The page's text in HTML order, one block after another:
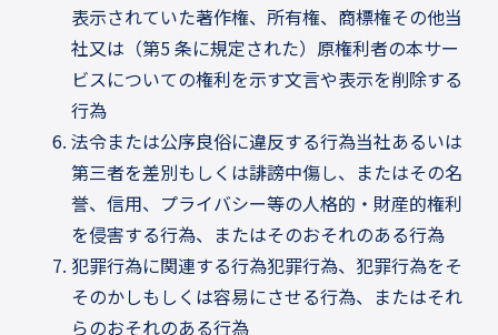
表示されていた著作権、所有権、商標権その他当
社又は（第5 条に規定された）原権利者の本サー
ビスについての権利を示す文言や表示を削除する
行為
法令または公序良俗に違反する行為当社あるいは
第三者を差別もしくは誹謗中傷し、またはその名
誉、信用、プライバシー等の人格的・財産的権利
を侵害する行為、またはそのおそれのある行為
犯罪行為に関連する行為犯罪行為、犯罪行為をそ
そのかしもしくは容易にさせる行為、またはそれ
らのおそれのある行為